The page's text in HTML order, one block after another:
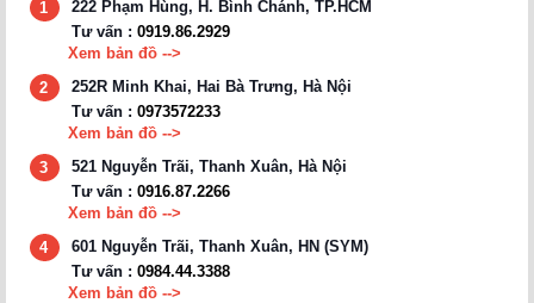
1
222 Phạm Hùng, H. Bình Chánh, TP.HCM
Tư vấn : 0919.86.2929
Xem bản đồ -->
2
252R Minh Khai, Hai Bà Trưng, Hà Nội
Tư vấn : 0973572233
Xem bản đồ -->
3
521 Nguyễn Trãi, Thanh Xuân, Hà Nội
Tư vấn : 0916.87.2266
Xem bản đồ -->
4
601 Nguyễn Trãi, Thanh Xuân, HN (SYM)
Tư vấn : 0984.44.3388
Xem bản đồ -->